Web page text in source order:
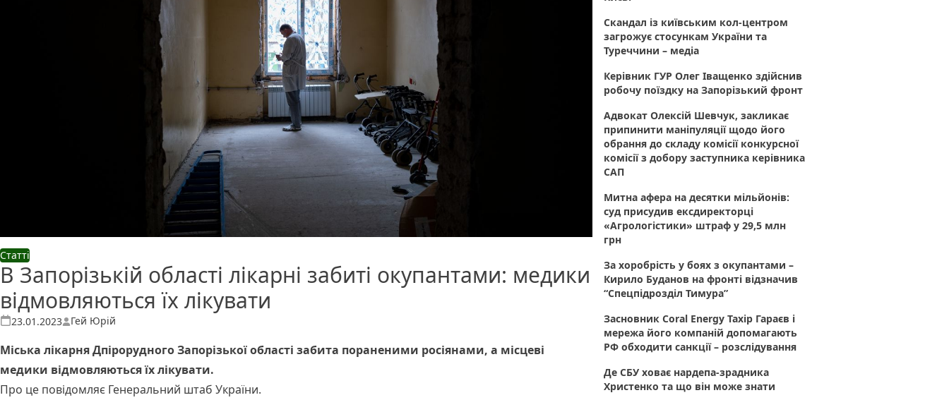
Статті
В Запорізькій області лікарні забиті окупантами: медики
відмовляються їх лікувати
23.01.2023Опубліковано
Гей Юрій
Міська лікарня Дпірорудного Запорізької області забита пораненими росіянами, а місцеві
медики відмовляються їх лікувати.
Про це повідомляє Генеральний штаб України.
Скандал із київським кол-центром
загрожує стосункам України та
Туреччини – медіа
Керівник ГУР Олег Іващенко здійснив
робочу поїздку на Запорізький фронт
Адвокат Олексій Шевчук, закликає
припинити маніпуляції щодо його
обрання до складу комісії конкурсної
комісії з добору заступника керівника
САП
Митна афера на десятки мільйонів:
суд присудив ексдиректорці
«Агрологістики» штраф у 29,5 млн
грн
За хоробрість у боях з окупантами –
Кирило Буданов на фронті відзначив
“Спецпідрозділ Тимура”
Засновник Coral Energy Тахір Гараєв і
мережа його компаній допомагають
РФ обходити санкції – розслідування
Де СБУ ховає нардепа-зрадника
Христенко та що він може знати